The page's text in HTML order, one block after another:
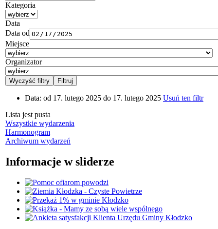
Kategoria
Data
Data od
Miejsce
Organizator
Data: od 17. lutego 2025 do 17. lutego 2025 Usuń ten filtr
Lista jest pusta
Wszystkie wydarzenia
Harmonogram
Archiwum wydarzeń
Informacje w sliderze